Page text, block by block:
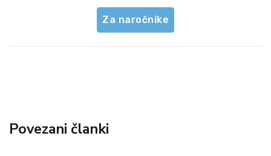
Za naročnike
Povezani članki